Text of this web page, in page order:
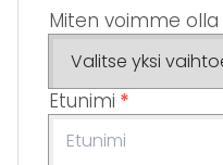
Miten voimme olla
Etunimi *